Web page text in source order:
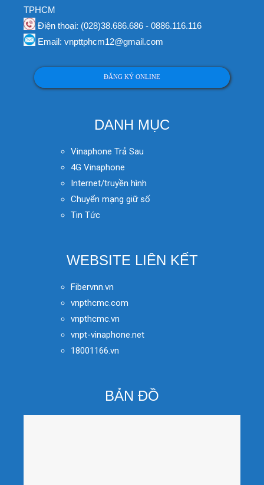
TPHCM
Điện thoại: (028)38.686.686 - 0886.116.116
Email: vnpttphcm12@gmail.com
ĐĂNG KÝ ONLINE
DANH MỤC
Vinaphone Trả Sau
4G Vinaphone
Internet/truyền hình
Chuyển mạng giữ số
Tin Tức
WEBSITE LIÊN KẾT
Fibervnn.vn
vnpthcmc.com
vnpthcmc.vn
vnpt-vinaphone.net
18001166.vn
BẢN ĐỒ